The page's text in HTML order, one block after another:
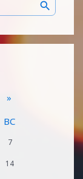
»
ВС
7
14